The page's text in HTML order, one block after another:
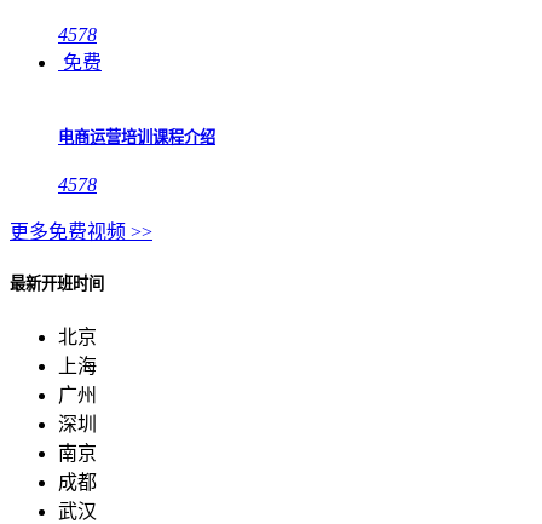
4578
免费
电商运营培训课程介绍
4578
更多免费视频 >>
最新开班时间
北京
上海
广州
深圳
南京
成都
武汉